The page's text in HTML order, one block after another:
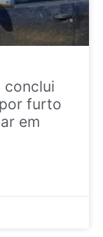
conclui
furto
em